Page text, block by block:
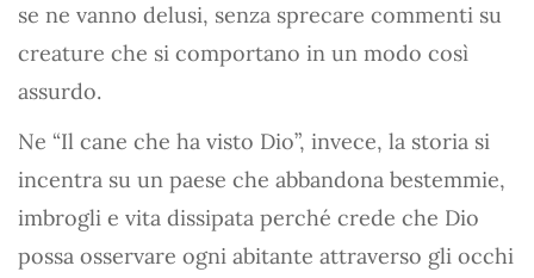
se ne vanno delusi, senza sprecare commenti su
creature che si comportano in un modo così
assurdo.
Ne “Il cane che ha visto Dio”, invece, la storia si
incentra su un paese che abbandona bestemmie,
imbrogli e vita dissipata perché crede che Dio
possa osservare ogni abitante attraverso gli occhi